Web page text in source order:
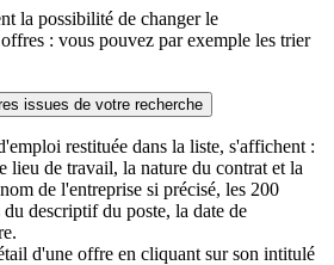
la possibilité de changer le
: vous pouvez par exemple les trier
issues de votre recherche
restituée dans la liste, s'affichent :
lieu de travail, la nature du contrat et la
de l'entreprise si précisé, les 200
du descriptif du poste, la date de
d'une offre en cliquant sur son intitulé